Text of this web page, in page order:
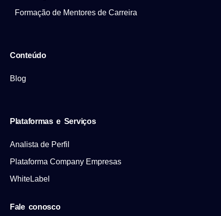
Formação de Mentores de Carreira
Conteúdo
Blog
Plataformas e Serviços
Analista de Perfil
Plataforma Company Empresas
WhiteLabel
Fale conosco